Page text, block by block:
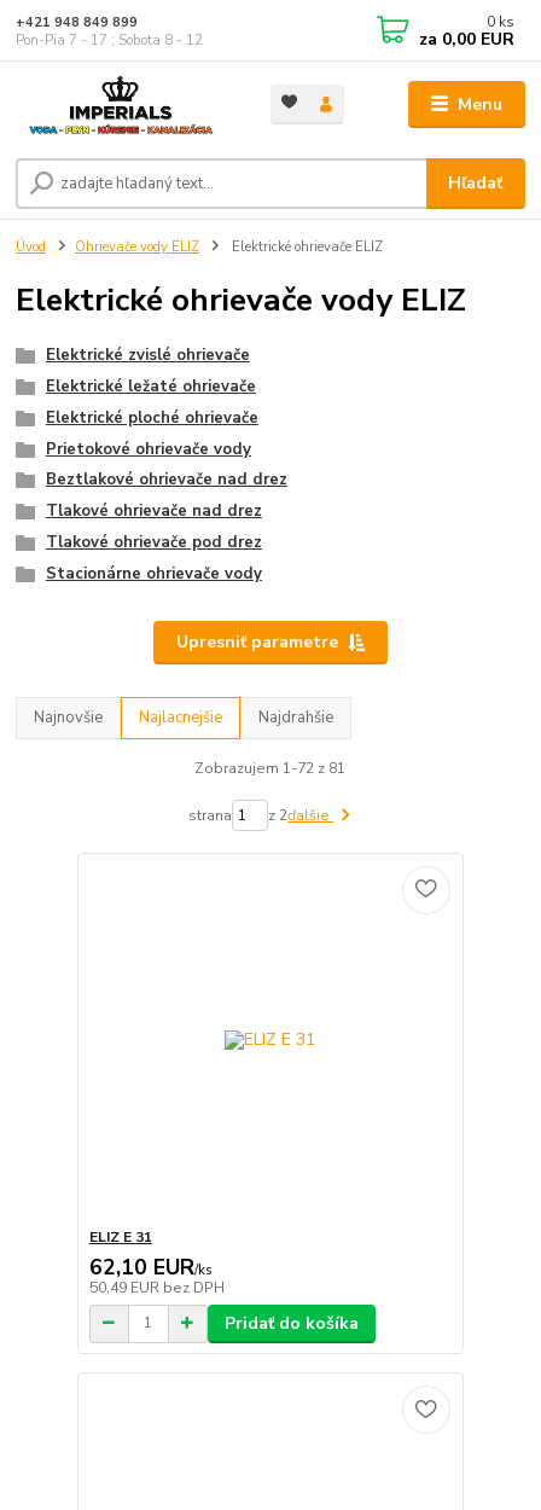
Menu
Hľadať
+421 948 849 899
Pon-Pia 7 - 17 ; Sobota 8 - 12
0 ks
za 0,00 EUR
Úvod Ohrievače vody ELIZ Elektrické ohrievače ELIZ
Elektrické ohrievače vody ELIZ
Elektrické zvislé ohrievače
Elektrické ležaté ohrievače
Elektrické ploché ohrievače
Prietokové ohrievače vody
Beztlakové ohrievače nad drez
Tlakové ohrievače nad drez
Tlakové ohrievače pod drez
Stacionárne ohrievače vody
Upresniť parametre
Najnovšie Najlacnejšie Najdrahšie
Zobrazujem 1-72 z 81
strana z 2ďalšie
ELIZ E 31
62,10 EUR/ks
50,49 EUR bez DPH
Pridať do košíka